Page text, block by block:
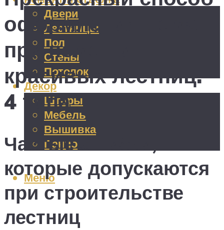
Двери
Лестницы
Пол
Стены
Потолок
Декор
Шторы
Мебель
Вышивка
Панно
Меню
оформления дома
при помощи
красивых лестниц:
4 типа
Частые ошибки,
которые допускаются
при строительстве
лестниц